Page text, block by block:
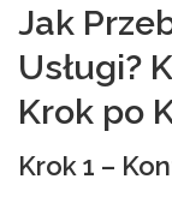
Jak
Usługi?
Krok po
Krok 1 –